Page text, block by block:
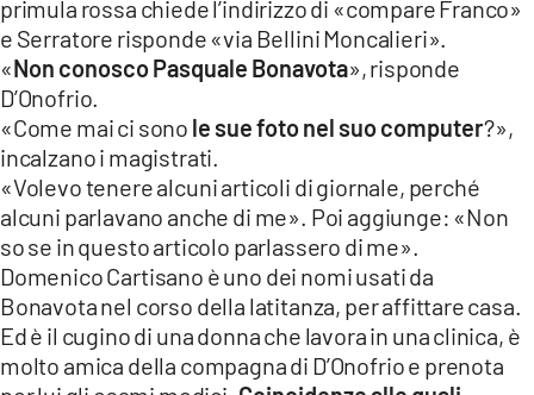
primula rossa chiede l’indirizzo di «compare Franco»
e Serratore risponde «via Bellini Moncalieri».
«Non conosco Pasquale Bonavota», risponde
D’Onofrio.
«Come mai ci sono le sue foto nel suo computer?»,
incalzano i magistrati.
«Volevo tenere alcuni articoli di giornale, perché
alcuni parlavano anche di me». Poi aggiunge: «Non
so se in questo articolo parlassero di me».
Domenico Cartisano è uno dei nomi usati da
Bonavota nel corso della latitanza, per affittare casa.
Ed è il cugino di una donna che lavora in una clinica, è
molto amica della compagna di D’Onofrio e prenota